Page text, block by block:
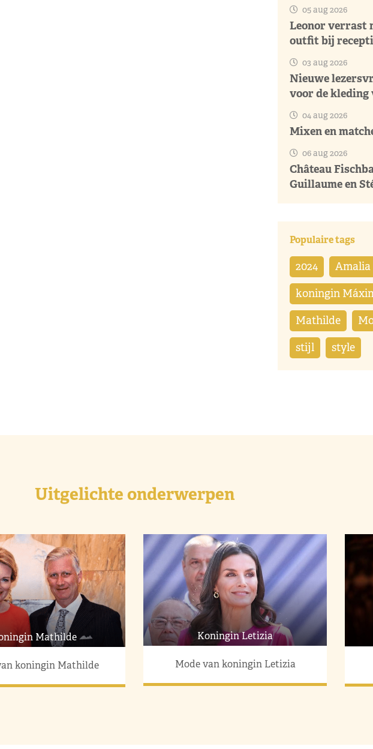
05 aug 2026
Leonor verrast
outfit bij
03 aug 2026
Nieuwe
voor de kleding
04 aug 2026
Mixen en
06 aug 2026
Château
Guillaume en
Populaire tags
2024 Amalia
koningin
Mathilde
stijl style
Uitgelichte onderwerpen
Mathilde
koningin Mathilde
Koningin Letizia
Mode van koningin Letizia